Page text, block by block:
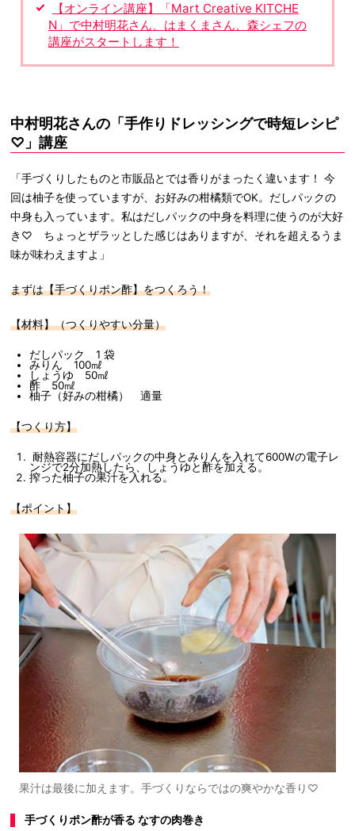
【オンライン講座】「Mart Creative KITCHE
N」で中村明花さん、はまくまさん、森シェフの
講座がスタートします！
中村明花さんの「手作りドレッシングで時短レシピ
♡」講座
「手づくりしたものと市販品とでは香りがまったく違います！ 今
回は柚子を使っていますが、お好みの柑橘類でOK。だしパックの
中身も入っています。私はだしパックの中身を料理に使うのが大好
き♡ ちょっとザラッとした感じはありますが、それを超えるうま
味が味わえますよ」
まずは【手づくりポン酢】をつくろう！
【材料】（つくりやすい分量）
だしパック 1 袋
みりん 100㎖
しょうゆ 50㎖
酢 50㎖
柚子（好みの柑橘） 適量
【つくり方】
耐熱容器にだしパックの中身とみりんを入れて600Wの電子レ
ンジで2分加熱したら、しょうゆと酢を加える。
搾った柚子の果汁を入れる。
【ポイント】
果汁は最後に加えます。手づくりならではの爽やかな香り♡
手づくりポン酢が香る なすの肉巻き